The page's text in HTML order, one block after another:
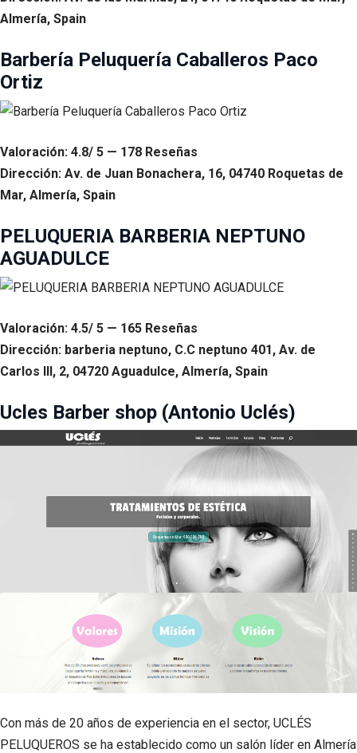
Almería, Spain
Barbería Peluquería Caballeros Paco
Ortiz
Valoración: 4.8/ 5 — 178 Reseñas
Dirección: Av. de Juan Bonachera, 16, 04740 Roquetas de
Mar, Almería, Spain
PELUQUERIA BARBERIA NEPTUNO
AGUADULCE
Valoración: 4.5/ 5 — 165 Reseñas
Dirección: barberia neptuno, C.C neptuno 401, Av. de
Carlos III, 2, 04720 Aguadulce, Almería, Spain
Ucles Barber shop (Antonio Uclés)
Con más de 20 años de experiencia en el sector, UCLÉS
PELUQUEROS se ha establecido como un salón líder en Almería